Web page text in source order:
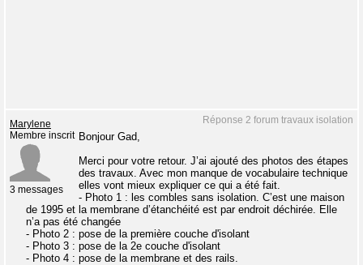
Réponse 2 forum travaux isolation
Marylene
Membre inscrit
3 messages
Bonjour Gad,
Merci pour votre retour. J’ai ajouté des photos des étapes
des travaux. Avec mon manque de vocabulaire technique
elles vont mieux expliquer ce qui a été fait.
- Photo 1 : les combles sans isolation. C’est une maison
de 1995 et la membrane d’étanchéité est par endroit déchirée. Elle
n’a pas été changée
- Photo 2 : pose de la première couche d'isolant
- Photo 3 : pose de la 2e couche d'isolant
- Photo 4 : pose de la membrane et des rails.